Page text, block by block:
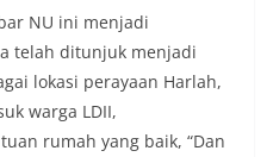
NU ini menjadi
telah ditunjuk menjadi
lokasi perayaan Harlah,
warga LDII,
rumah yang baik, “Dan